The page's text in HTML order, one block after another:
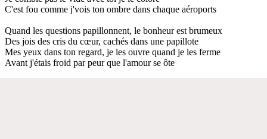
C'est fou comme j'vois ton ombre dans chaque aéroports
Quand les questions papillonnent, le bonheur est brumeux
Des jois des cris du cœur, cachés dans une papillote
Mes yeux dans ton regard, je les ouvre quand je les ferme
Avant j'étais froid par peur que l'amour se ôte